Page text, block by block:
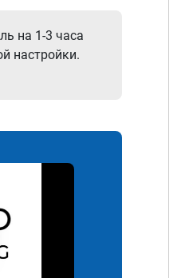
на 1-3 часа
настройки.